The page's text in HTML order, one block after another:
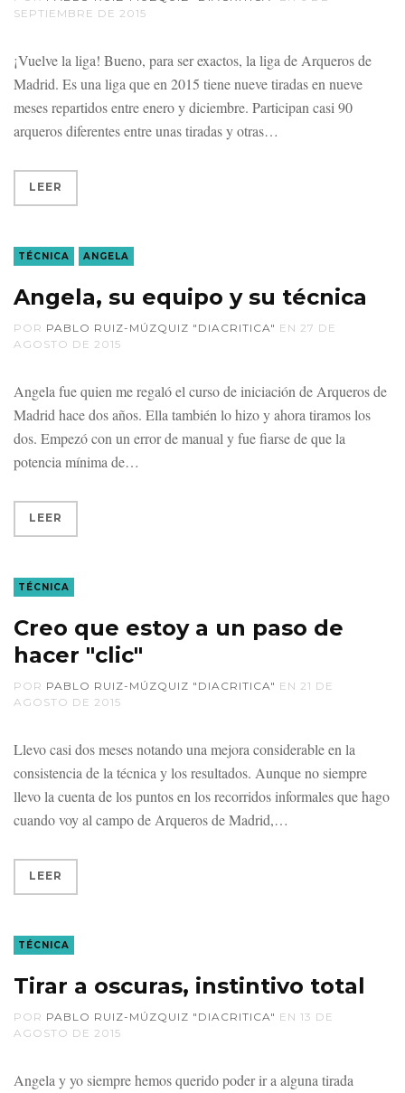
SEPTIEMBRE DE 2015
¡Vuelve la liga! Bueno, para ser exactos, la liga de Arqueros de
Madrid. Es una liga que en 2015 tiene nueve tiradas en nueve
meses repartidos entre enero y diciembre. Participan casi 90
arqueros diferentes entre unas tiradas y otras
LEER
TÉCNICA ANGELA
Angela, su equipo y su técnica
POR PABLO RUIZ-MÚZQUIZ "DIACRITICA" EN 27 DE
AGOSTO DE 2015
Angela fue quien me regaló el curso de iniciación de Arqueros de
Madrid hace dos años. Ella también lo hizo y ahora tiramos los
dos. Empezó con un error de manual y fue fiarse de que la
potencia mínima de
LEER
TÉCNICA
Creo que estoy a un paso de
hacer "clic"
POR PABLO RUIZ-MÚZQUIZ "DIACRITICA" EN 21 DE
AGOSTO DE 2015
Llevo casi dos meses notando una mejora considerable en la
consistencia de la técnica y los resultados. Aunque no siempre
llevo la cuenta de los puntos en los recorridos informales que hago
cuando voy al campo de Arqueros de Madrid,
LEER
TÉCNICA
Tirar a oscuras, instintivo total
POR PABLO RUIZ-MÚZQUIZ "DIACRITICA" EN 13 DE
AGOSTO DE 2015
Angela y yo siempre hemos querido poder ir a alguna tirada